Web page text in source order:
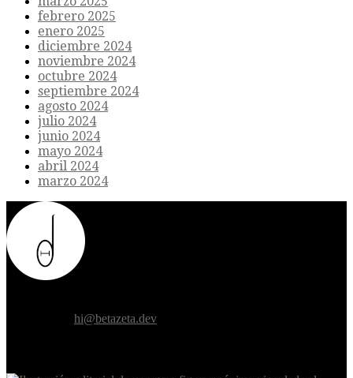
febrero 2025
enero 2025
diciembre 2024
noviembre 2024
octubre 2024
septiembre 2024
agosto 2024
julio 2024
junio 2024
mayo 2024
abril 2024
marzo 2024
hi@betazeta.dev